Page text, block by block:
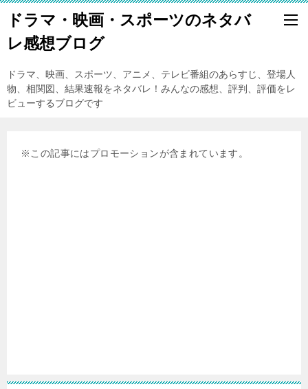
ドラマ・映画・スポーツのネタバ
レ感想ブログ
ドラマ、映画、スポーツ、アニメ、テレビ番組のあらすじ、登場人
物、相関図、結果速報をネタバレ！みんなの感想、評判、評価をレ
ビューするブログです
※この記事にはプロモーションが含まれています。